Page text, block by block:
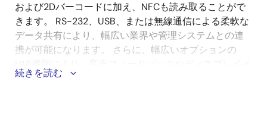
および2Dバーコードに加え、NFCも読み取ることがで
きます。 RS-232、USB、または無線通信による柔軟な
データ共有により、幅広い業界や管理システムとの連
携が可能になります。 さらに、幅広いオプションの
ンタフェースなどをサポートした、拡張性の高い設計
続きを読む